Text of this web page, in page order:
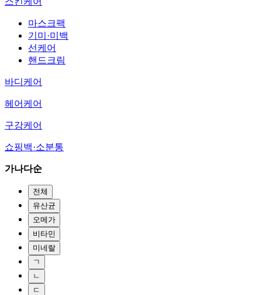
마스크팩
기미·미백
선케어
핸드크림
바디케어
헤어케어
구강케어
쇼핑백·소분통
가나다순
전체
유산균
오메가
비타민
미네랄
ㄱ
ㄴ
ㄷ